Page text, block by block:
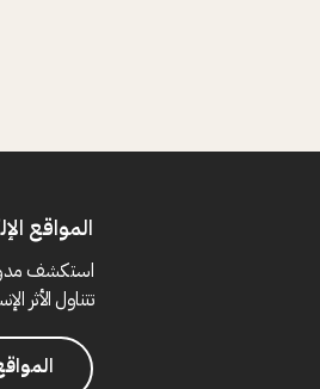
المواقع
استكشف
تتناول الأثر